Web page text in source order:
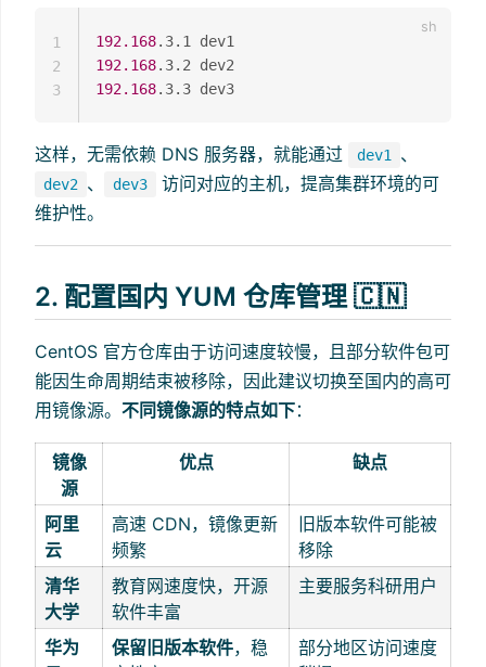
192.168
192.168
192.168
1
2
3
这样，无需依赖 DNS 服务器，就能通过 dev1 、
dev2 、 dev3
访问对应的主机，提高集群环境的可
维护性。
2. 配置国内 YUM 仓库管理 🇨🇳
CentOS 官方仓库由于访问速度较慢，且部分软件包可
能因生命周期结束被移除，因此建议切换至国内的高可
用镜像源。 不同镜像源的特点如下：
镜像
源
优点 缺点
阿里
云
高速 CDN，镜像更新
频繁
旧版本软件可能被
移除
清华
大学
教育网速度快，开源
软件丰富
主要服务科研用户
华为
保留旧版本软件，稳
部分地区访问速度